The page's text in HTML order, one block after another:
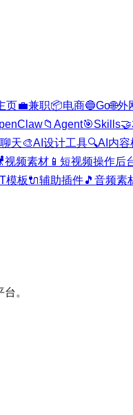
页💼兼职📦电商🔵Go🌐外
📁 Agent🎯Skills🤝
天🎨AI设计工具🔍AI内容
视频素材 📱 短视频操作后
模板🔌辅助插件🎵 音频素
。